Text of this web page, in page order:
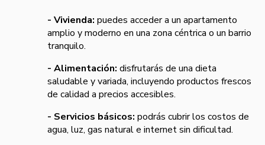
- Vivienda: puedes acceder a un apartamento
amplio y moderno en una zona céntrica o un barrio
tranquilo.
- Alimentación: disfrutarás de una dieta
saludable y variada, incluyendo productos frescos
de calidad a precios accesibles.
- Servicios básicos: podrás cubrir los costos de
agua, luz, gas natural e internet sin dificultad.